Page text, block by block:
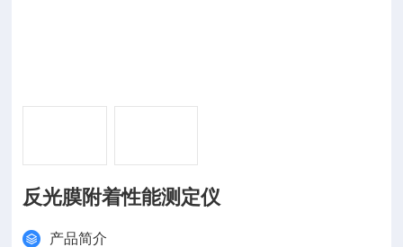
反光膜附着性能测定仪
产品简介